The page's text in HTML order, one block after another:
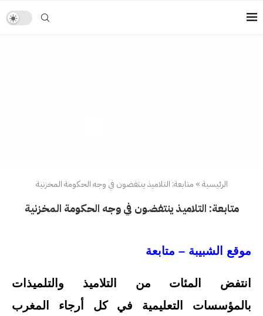
الرئيسية» متابعة: التلاميذ ينتفضون في وجه الحكومة المخزنية
متابعة: التلاميذ ينتفضون في وجه الحكومة المخزنية
موقع الشبيبة – متابعة
انتفض المئات من التلاميذ والتلميذات
بالمؤسسات التعليمية في كل أرجاء المغرب